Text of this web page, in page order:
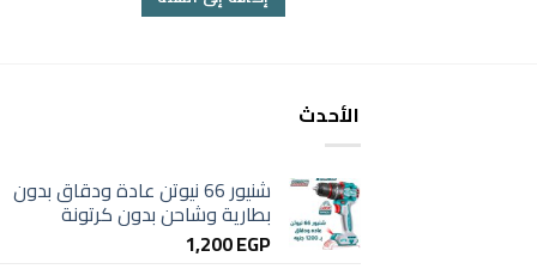
950 EGP.
750 EGP.
الأحدث
شنيور 66 نيوتن عادة ودقاق بدون
بطارية وشاحن بدون كرتونة
1,200EGP